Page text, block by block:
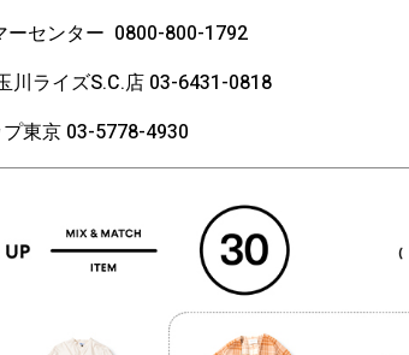
ーセンター 0800-800-1792
川ライズS.C.店 03-6431-0818
東京 03-5778-4930